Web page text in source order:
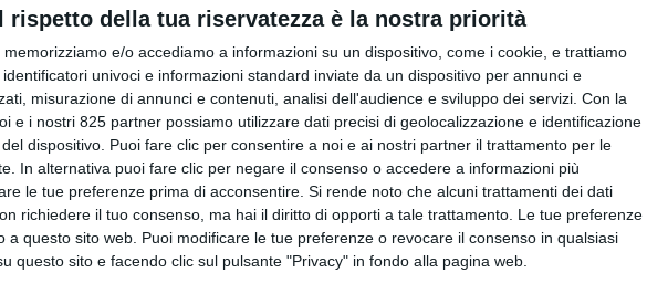
rispetto della tua riservatezza è la nostra priorità
memorizziamo e/o accediamo a informazioni su un dispositivo, come i cookie, e trattiamo
univoci e informazioni standard inviate da un dispositivo per annunci e
misurazione di annunci e contenuti, analisi dell'audience e sviluppo dei servizi. Con la
e i nostri 825 partner possiamo utilizzare dati precisi di geolocalizzazione e identificazione
dispositivo. Puoi fare clic per consentire a noi e ai nostri partner il trattamento per le
In alternativa puoi fare clic per negare il consenso o accedere a informazioni più
le tue preferenze prima di acconsentire. Si rende noto che alcuni trattamenti dei dati
richiedere il tuo consenso, ma hai il diritto di opporti a tale trattamento. Le tue preferenze
a questo sito web. Puoi modificare le tue preferenze o revocare il consenso in qualsiasi
questo sito e facendo clic sul pulsante "Privacy" in fondo alla pagina web.
Bmw al porto di Ravenna